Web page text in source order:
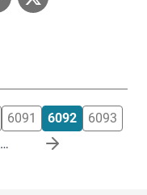
6091 6092
6093
…